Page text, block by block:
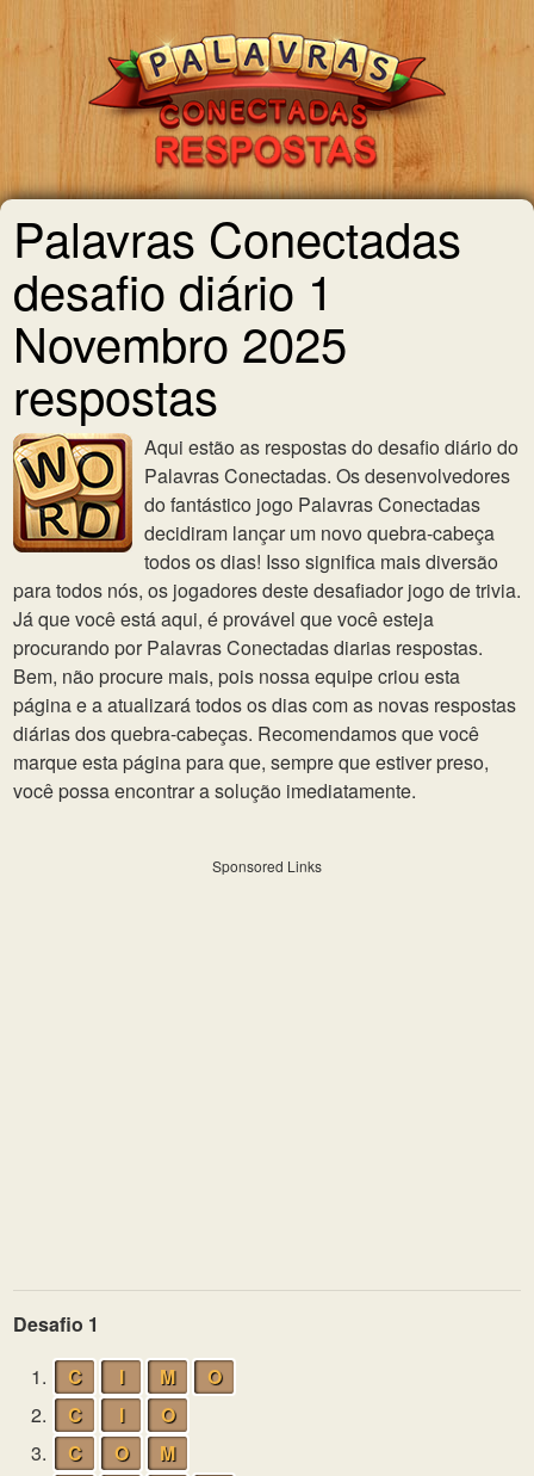
Palavras Conectadas
desafio diário 1
Novembro 2025
respostas
Aqui estão as respostas do desafio diário do
Palavras Conectadas. Os desenvolvedores
do fantástico jogo Palavras Conectadas
decidiram lançar um novo quebra-cabeça
todos os dias! Isso significa mais diversão
para todos nós, os jogadores deste desafiador jogo de trivia.
Já que você está aqui, é provável que você esteja
procurando por Palavras Conectadas diarias respostas.
Bem, não procure mais, pois nossa equipe criou esta
página e a atualizará todos os dias com as novas respostas
diárias dos quebra-cabeças. Recomendamos que você
marque esta página para que, sempre que estiver preso,
você possa encontrar a solução imediatamente.
Sponsored Links
Desafio 1
1.
C I M
O
2.
C I
O
3.
C O
M